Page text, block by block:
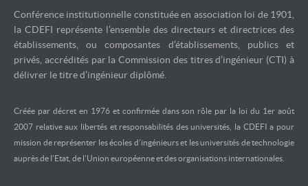
Conférence institutionnelle constituée en association loi de 1901,
la CDEFI représente l’ensemble des directeurs et directrices des
établissements, ou composantes d’établissements, publics et
privés, accrédités par la Commission des titres d’ingénieur (CTI) à
délivrer le titre d’ingénieur diplômé.
Créée par décret en 1976 et confirmée dans son rôle par la loi du 1er août
2007 relative aux libertés et responsabilités des universités, la CDEFI a pour
mission de représenter les écoles d’ingénieurs et les universités de technologie
auprès de l’Etat, de l’Union européenne et des organisations internationales.